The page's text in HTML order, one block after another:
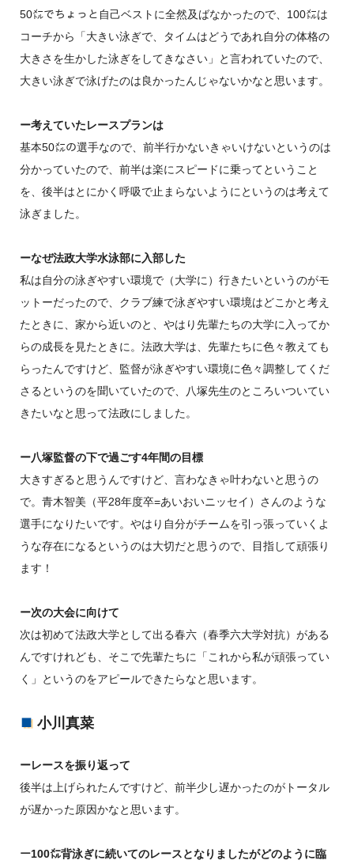
50㍍でちょっと自己ベストに全然及ばなかったので、100㍍は
コーチから「大きい泳ぎで、タイムはどうであれ自分の体格の
大きさを生かした泳ぎをしてきなさい」と言われていたので、
大きい泳ぎで泳げたのは良かったんじゃないかなと思います。
ー考えていたレースプランは
基本50㍍の選手なので、前半行かないきゃいけないというのは
分かっていたので、前半は楽にスピードに乗ってということ
を、後半はとにかく呼吸で止まらないようにというのは考えて
泳ぎました。
ーなぜ法政大学水泳部に入部した
私は自分の泳ぎやすい環境で（大学に）行きたいというのがモ
ットーだったので、クラブ練で泳ぎやすい環境はどこかと考え
たときに、家から近いのと、やはり先輩たちの大学に入ってか
らの成長を見たときに。法政大学は、先輩たちに色々教えても
らったんですけど、監督が泳ぎやすい環境に色々調整してくだ
さるというのを聞いていたので、八塚先生のところいついてい
きたいなと思って法政にしました。
ー八塚監督の下で過ごす4年間の目標
大きすぎると思うんですけど、言わなきゃ叶わないと思うの
で。青木智美（平28年度卒=あいおいニッセイ）さんのような
選手になりたいです。やはり自分がチームを引っ張っていくよ
うな存在になるというのは大切だと思うので、目指して頑張り
ます！
ー次の大会に向けて
次は初めて法政大学として出る春六（春季六大学対抗）がある
んですけれども、そこで先輩たちに「これから私が頑張ってい
く」というのをアピールできたらなと思います。
小川真菜
ーレースを振り返って
後半は上げられたんですけど、前半少し遅かったのがトータル
が遅かった原因かなと思います。
ー100㍍背泳ぎに続いてのレースとなりましたがどのように臨